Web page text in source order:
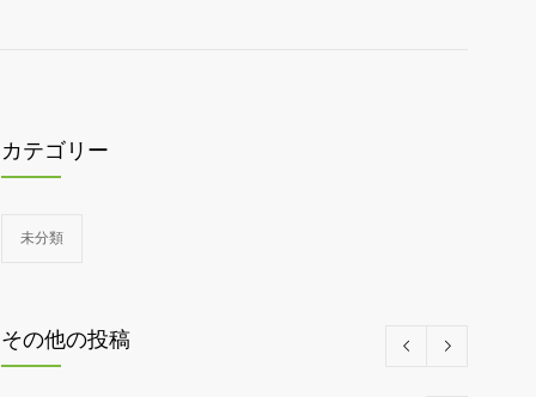
カテゴリー
未分類
その他の投稿